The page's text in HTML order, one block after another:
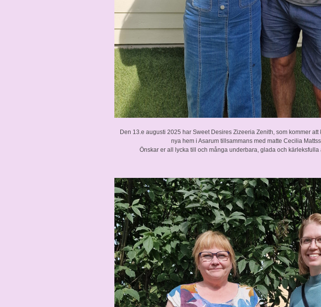
Den 13.e augusti 2025 har Sweet Desires Zizeeria Zenith, som kommer att
nya hem i Asarum tillsammans med matte Cecilia
Önskar er all lycka till och många underbara, glada och kärleksfulla